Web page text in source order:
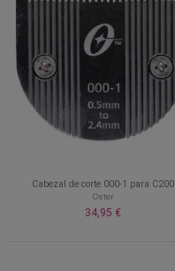
Cabezal de corte 000-1 para C200
Oster
34,95 €